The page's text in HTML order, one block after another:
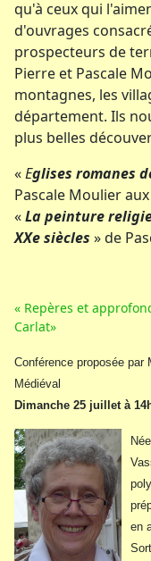
qu'à ceux qui
d'ouvrages
prospecteurs de
Pierre et Pascale
montagnes, les
département. Ils
plus belles
«Eglises romanes
Pascale Moulier
«La peinture
XXe siècles » de
« Repères et
Carlat»
Conférence proposée par
Médiéval
Dimanche 25 juillet à
en